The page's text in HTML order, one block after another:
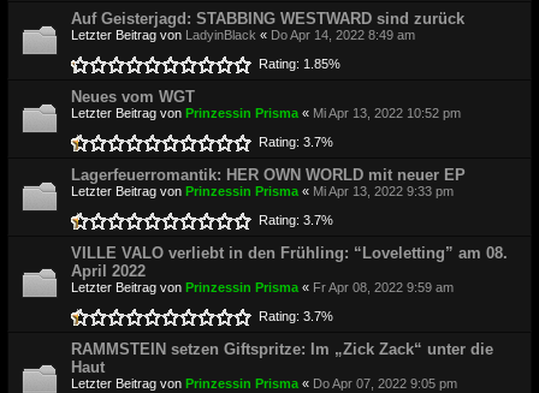
Auf Geisterjagd: STABBING WESTWARD sind zurück
Letzter Beitrag von LadyinBlack « Do Apr 14, 2022 8:49 am
Rating: 1.85%
Neues vom WGT
Letzter Beitrag von Prinzessin Prisma « Mi Apr 13, 2022 10:52 pm
Rating: 3.7%
Lagerfeuerromantik: HER OWN WORLD mit neuer EP
Letzter Beitrag von Prinzessin Prisma « Mi Apr 13, 2022 9:33 pm
Rating: 3.7%
VILLE VALO verliebt in den Frühling: “Loveletting” am 08.
April 2022
Letzter Beitrag von Prinzessin Prisma « Fr Apr 08, 2022 9:59 am
Rating: 3.7%
RAMMSTEIN setzen Giftspritze: Im „Zick Zack“ unter die
Haut
Letzter Beitrag von Prinzessin Prisma « Do Apr 07, 2022 9:05 pm